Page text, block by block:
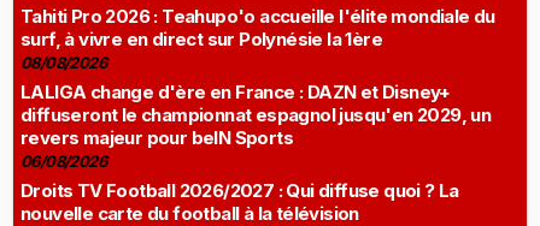
Tahiti Pro 2026 : Teahupo'o accueille l'élite mondiale du
surf, à vivre en direct sur Polynésie la 1ère
08/08/2026
LALIGA change d'ère en France : DAZN et Disney+
diffuseront le championnat espagnol jusqu'en 2029, un
revers majeur pour beIN Sports
06/08/2026
Droits TV Football 2026/2027 : Qui diffuse quoi ? La
nouvelle carte du football à la télévision